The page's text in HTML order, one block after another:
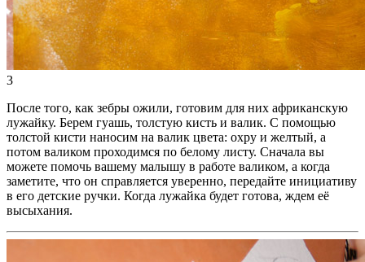
3
После того, как зебры ожили, готовим для них африканскую
лужайку. Берем гуашь, толстую кисть и валик. С помощью
толстой кисти наносим на валик цвета: охру и желтый, а
потом валиком проходимся по белому листу. Сначала вы
можете помочь вашему малышу в работе валиком, а когда
заметите, что он справляется уверенно, передайте инициативу
в его детские ручки. Когда лужайка будет готова, ждем её
высыхания.